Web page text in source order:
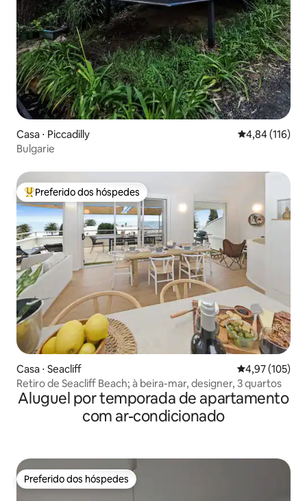
Casa ⋅ Piccadilly 4,84 de uma
4,84 (116)
Bulgarie
Entre os melhores preferidos dos hóspedes
Preferido dos hóspedes
Casa ⋅ Seacliff 4,97 de uma
4,97 (105)
Retiro de Seacliff Beach; à beira-mar, designer, 3 quartos
Aluguel por temporada de apartamento
com ar-condicionado
Preferido dos hóspedes
Preferido dos hóspedes